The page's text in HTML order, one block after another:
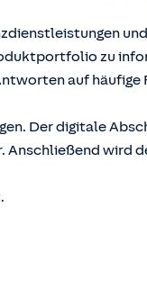
zu
auf häufige
Der digitale
wird